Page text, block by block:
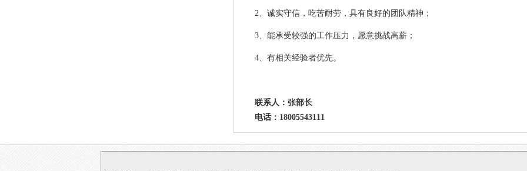
2、诚实守信，吃苦耐劳，具有良好的团队精神；
3、能承受较强的工作压力，愿意挑战高薪；
4、有相关经验者优先。
联系人：张部长
电话：18005543111